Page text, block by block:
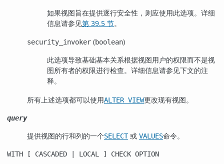
如果视图旨在提供逐行安全性，则应使用此选项。详细
信息请参见第 39.5 节。
security_invoker (boolean)
此选项导致基础基本关系根据视图用户的权限而不是视
图所有者的权限进行检查。详细信息请参见下文的注
释。
所有上述选项都可以使用ALTER VIEW更改现有视图。
query
提供视图的行和列的一个SELECT或 VALUES命令。
WITH [ CASCADED | LOCAL ] CHECK OPTION